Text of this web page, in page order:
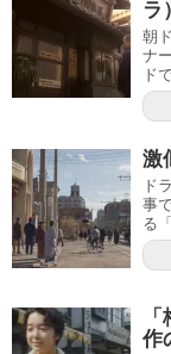
ラ）
朝
ナ
ド
激
ド
事
る
作